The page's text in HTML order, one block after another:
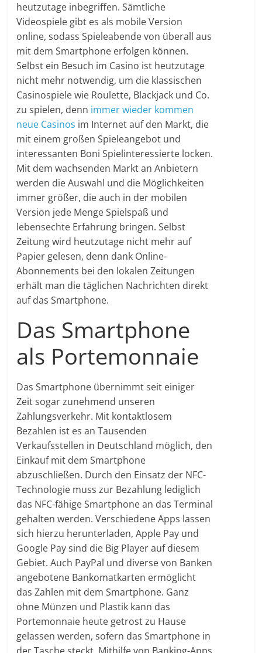
heutzutage inbegriffen. Sämtliche
Videospiele gibt es als mobile Version
online, sodass Spieleabende von überall aus
mit dem Smartphone erfolgen können.
Selbst ein Besuch im Casino ist heutzutage
nicht mehr notwendig, um die klassischen
Casinospiele wie Roulette, Blackjack und Co.
zu spielen, denn immer wieder kommen
neue Casinos im Internet auf den Markt, die
mit einem großen Spieleangebot und
interessanten Boni Spielinteressierte locken.
Mit dem wachsenden Markt an Anbietern
werden die Auswahl und die Möglichkeiten
immer größer, die auch in der mobilen
Version jede Menge Spielspaß und
lebensechte Erfahrung bringen. Selbst
Zeitung wird heutzutage nicht mehr auf
Papier gelesen, denn dank Online-
Abonnements bei den lokalen Zeitungen
erhält man die täglichen Nachrichten direkt
auf das Smartphone.
Das Smartphone
als Portemonnaie
Das Smartphone übernimmt seit einiger
Zeit sogar zunehmend unseren
Zahlungsverkehr. Mit kontaktlosem
Bezahlen ist es an Tausenden
Verkaufsstellen in Deutschland möglich, den
Einkauf mit dem Smartphone
abzuschließen. Durch den Einsatz der NFC-
Technologie muss zur Bezahlung lediglich
das NFC-fähige Smartphone an das Terminal
gehalten werden. Verschiedene Apps lassen
sich hierzu herunterladen, Apple Pay und
Google Pay sind die Big Player auf diesem
Gebiet. Auch PayPal und diverse von Banken
angebotene Bankomatkarten ermöglicht
das Zahlen mit dem Smartphone. Ganz
ohne Münzen und Plastik kann das
Portemonnaie heute getrost zu Hause
gelassen werden, sofern das Smartphone in